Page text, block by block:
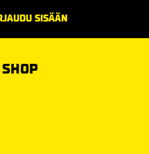
SISÄÄN